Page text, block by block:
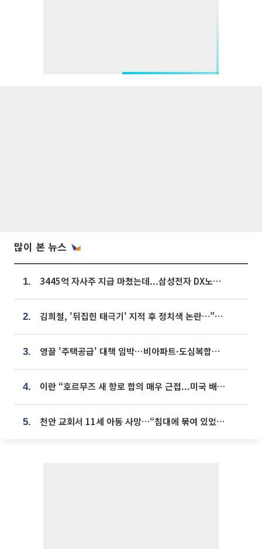
많이 본 뉴스
1. 3445억 자사주 지급 마쳤는데...삼성전자 DX노조, 뒤늦은 '떼쓰기 집회'
2. 김희철, '뒤집힌 태극기' 지적 후 정치색 논란…"좌우 떠나 우리나라 국기"
3. 영끌 '주택공급' 대책 임박⋯비아파트·도심복합까지 총동원
4. 이란 “호르무즈 새 항로 합의 매우 근접...미국 배상 먼저”
5. 천안 교회서 11세 아동 사망…“침대에 묶여 있었다” 진술 확보